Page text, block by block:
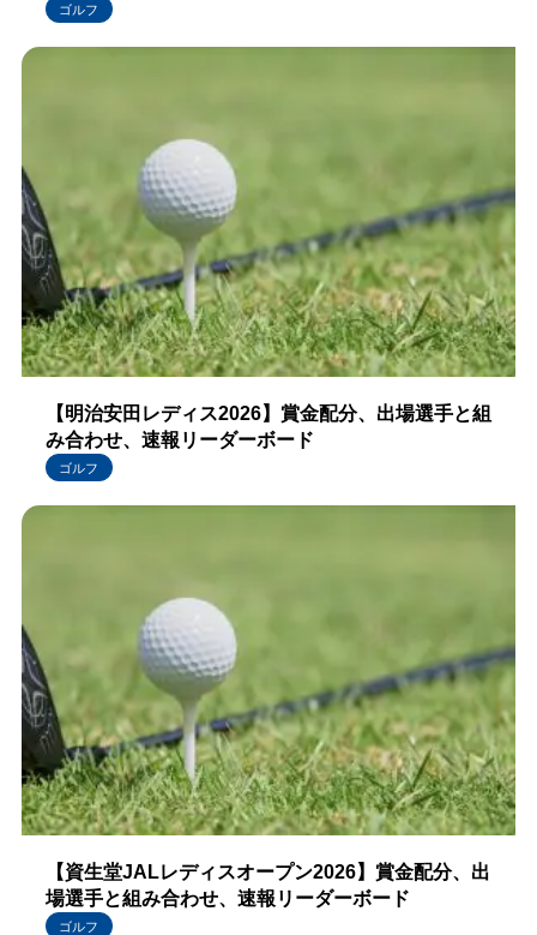
ゴルフ
【明治安田レディス2026】賞金配分、出場選手と組
み合わせ、速報リーダーボード
ゴルフ
【資生堂JALレディスオープン2026】賞金配分、出
場選手と組み合わせ、速報リーダーボード
ゴルフ